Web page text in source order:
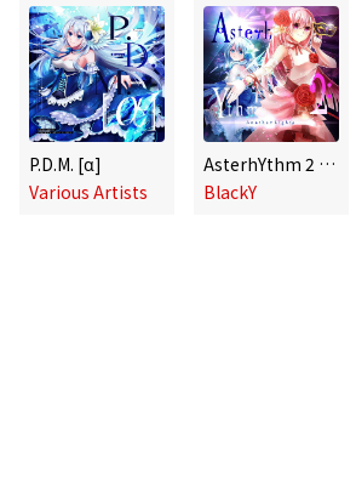
P.D.M. [α]
Various Artists
AsterhYthm 2 -Another Lights-
BlackY